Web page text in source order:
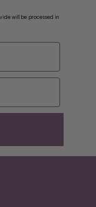
will be processed in